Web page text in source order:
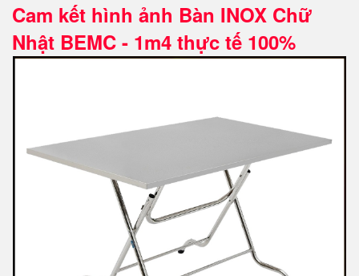
Cam kết hình ảnh Bàn INOX Chữ
Nhật BEMC - 1m4 thực tế 100%